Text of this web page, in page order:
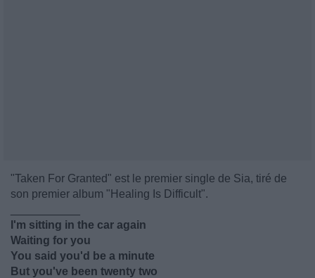
"Taken For Granted" est le premier single de Sia, tiré de
son premier album "Healing Is Difficult".
I'm sitting in the car again
Waiting for you
You said you'd be a minute
But you've been twenty two